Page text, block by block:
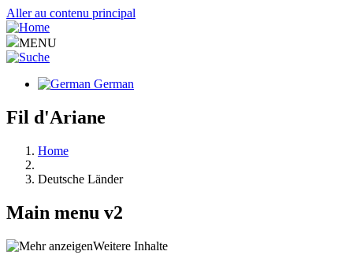
Aller au contenu principal
MENU
German
Fil d'Ariane
Home
Deutsche Länder
Main menu v2
Weitere Inhalte